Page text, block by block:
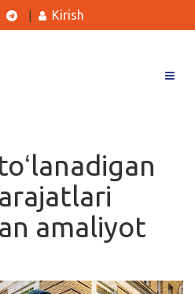
Kirish
amaliyot